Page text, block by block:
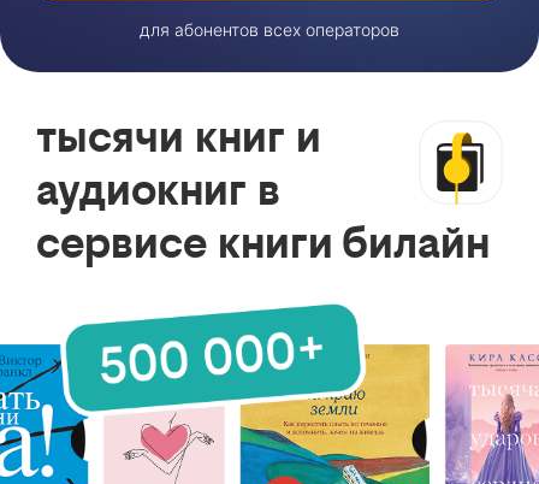
для абонентов всех операторов
тысячи книг и
аудиокниг в
сервисе книги билайн